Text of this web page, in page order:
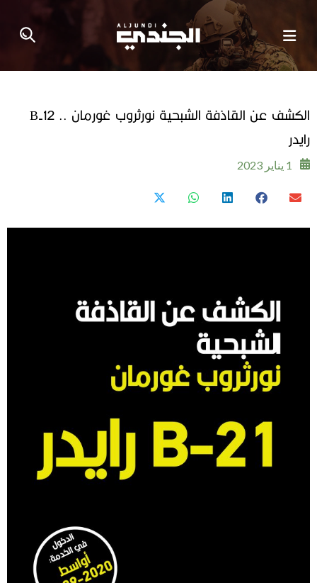
الكشف عن القاذفة الشبحية نورثروب غورمان .. 12-B
رايدر
1 يناير 2023